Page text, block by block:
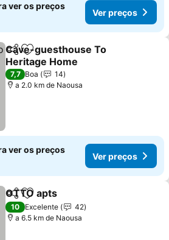
ver os preços
Ver preços
PartilharAdicionar aos favoritos
Cave-guesthouse To
Heritage Home
Ver preços
7,7 Boa
14
a 2.0 km de Naousa
ver os preços
Ver preços
PartilharAdicionar aos favoritos
ΟTTO apts
10 Excelente
42
a 6.5 km de Naousa